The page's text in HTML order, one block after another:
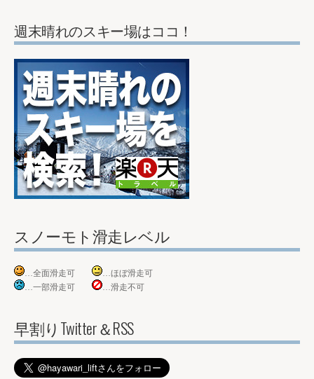
週末晴れのスキー場はココ！
スノーモト滑走レベル
…全面滑走可
…ほぼ滑走可
…一部滑走可
…滑走不可
早割りTwitter＆RSS